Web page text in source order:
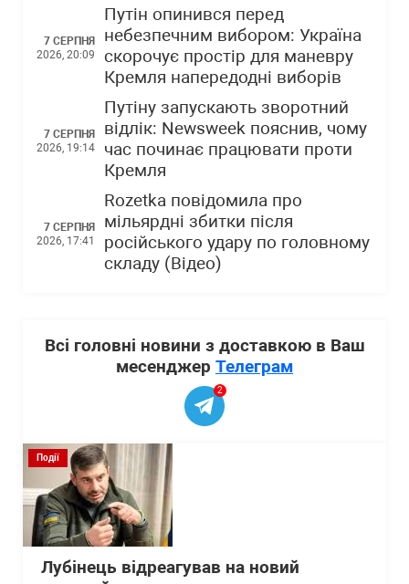
7 СЕРПНЯ
2026, 20:09
Путін опинився перед
небезпечним вибором: Україна
скорочує простір для маневру
Кремля напередодні виборів
7 СЕРПНЯ
2026, 19:14
Путіну запускають зворотний
відлік: Newsweek пояснив, чому
час починає працювати проти
Кремля
7 СЕРПНЯ
2026, 17:41
Rozetka повідомила про
мільярдні збитки після
російського удару по головному
складу (Відео)
Всі головні новини з доставкою в Ваш
месенджер Телеграм
2
Події
Лубінець відреагував на новий